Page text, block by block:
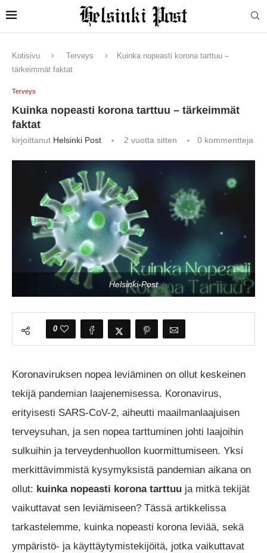
Kotisivu Terveys
Kuinka nopeasti korona tarttuu –
tärkeimmät faktat
Terveys
Kuinka nopeasti korona tarttuu – tärkeimmät
faktat
kirjoittanut Helsinki Post 2 vuotta sitten 0 kommentteja
Helsinki-Post
0
Koronaviruksen nopea leviäminen on ollut keskeinen
tekijä pandemian laajenemisessa. Koronavirus,
erityisesti SARS-CoV-2, aiheutti maailmanlaajuisen
terveysuhan, ja sen nopea tarttuminen johti laajoihin
sulkuihin ja terveydenhuollon kuormittumiseen. Yksi
merkittävimmistä kysymyksistä pandemian aikana on
ollut: kuinka nopeasti korona tarttuu ja mitkä tekijät
vaikuttavat sen leviämiseen? Tässä artikkelissa
tarkastelemme, kuinka nopeasti korona leviää, sekä
ympäristö- ja käyttäytymistekijöitä, jotka vaikuttavat